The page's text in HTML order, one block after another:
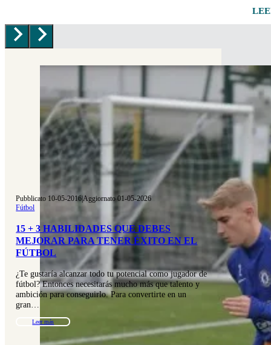
Pubblicato 10-05-2016|Aggiornato 01-05-2026
Fútbol
15 + 3 HABILIDADES QUE DEBES
MEJORAR PARA TENER ÉXITO EN EL
FÚTBOL
¿Te gustaría alcanzar todo tu potencial como jugador de
fútbol? Entonces necesitarás mucho más que talento y
ambición para conseguirlo. Para convertirte en un
gran…
Leer más